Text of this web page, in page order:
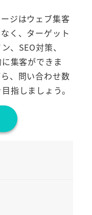
ジはウェブ集客
く、ターゲット
、SEO対策、
集客ができま
、問い合わせ数
指しましょう。